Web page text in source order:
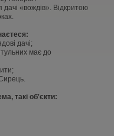
дачі «вождів». Відкритою
дачі;
має до
такі об'єкти: